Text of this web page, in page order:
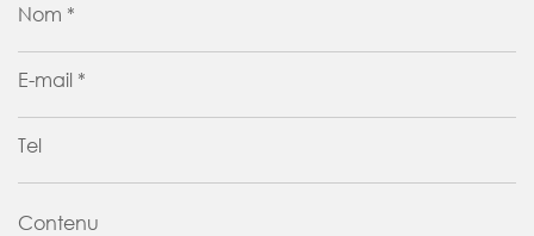
Nom *
E-mail *
Tel
Contenu